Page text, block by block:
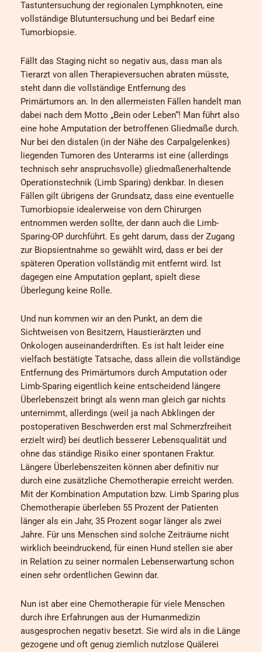
Tastuntersuchung der regionalen Lymphknoten, eine
vollständige Blutuntersuchung und bei Bedarf eine
Tumorbiopsie.
Fällt das Staging nicht so negativ aus, dass man als
Tierarzt von allen Therapieversuchen abraten müsste,
steht dann die vollständige Entfernung des
Primärtumors an. In den allermeisten Fällen handelt man
dabei nach dem Motto „Bein oder Leben“! Man führt also
eine hohe Amputation der betroffenen Gliedmaße durch.
Nur bei den distalen (in der Nähe des Carpalgelenkes)
liegenden Tumoren des Unterarms ist eine (allerdings
technisch sehr anspruchsvolle) gliedmaßenerhaltende
Operationstechnik (Limb Sparing) denkbar. In diesen
Fällen gilt übrigens der Grundsatz, dass eine eventuelle
Tumorbiopsie idealerweise von dem Chirurgen
entnommen werden sollte, der dann auch die Limb-
Sparing-OP durchführt. Es geht darum, dass der Zugang
zur Biopsientnahme so gewählt wird, dass er bei der
späteren Operation vollständig mit entfernt wird. Ist
dagegen eine Amputation geplant, spielt diese
Überlegung keine Rolle.
Und nun kommen wir an den Punkt, an dem die
Sichtweisen von Besitzern, Haustierärzten und
Onkologen auseinanderdriften. Es ist halt leider eine
vielfach bestätigte Tatsache, dass allein die vollständige
Entfernung des Primärtumors durch Amputation oder
Limb-Sparing eigentlich keine entscheidend längere
Überlebenszeit bringt als wenn man gleich gar nichts
unternimmt, allerdings (weil ja nach Abklingen der
postoperativen Beschwerden erst mal Schmerzfreiheit
erzielt wird) bei deutlich besserer Lebensqualität und
ohne das ständige Risiko einer spontanen Fraktur.
Längere Überlebenszeiten können aber definitiv nur
durch eine zusätzliche Chemotherapie erreicht werden.
Mit der Kombination Amputation bzw. Limb Sparing plus
Chemotherapie überleben 55 Prozent der Patienten
länger als ein Jahr, 35 Prozent sogar länger als zwei
Jahre. Für uns Menschen sind solche Zeiträume nicht
wirklich beeindruckend, für einen Hund stellen sie aber
in Relation zu seiner normalen Lebenserwartung schon
einen sehr ordentlichen Gewinn dar.
Nun ist aber eine Chemotherapie für viele Menschen
durch ihre Erfahrungen aus der Humanmedizin
ausgesprochen negativ besetzt. Sie wird als in die Länge
gezogene und oft genug ziemlich nutzlose Quälerei